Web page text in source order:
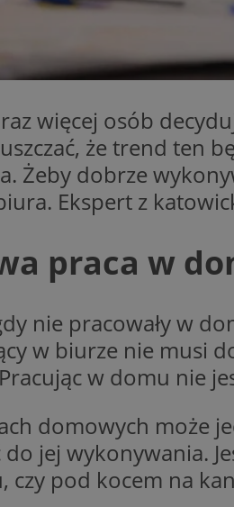
więcej osób
że trend ten
Żeby dobrze
Ekspert z
praca w
nie pracowały w
w biurze nie musi
w domu nie
domowych może
jej wykonywania.
czy pod kocem na
MvSessID
OAID
_ga_MG4479S3YN
IDE
test_cookie
Nazwa
openstat_gid